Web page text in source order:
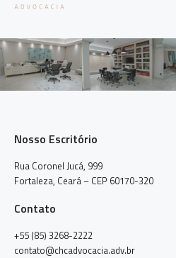
Nosso Escritório
Rua Coronel Jucá, 999
Fortaleza, Ceará – CEP 60170-320
Contato
+55 (85) 3268-2222
contato@chcadvocacia.adv.br